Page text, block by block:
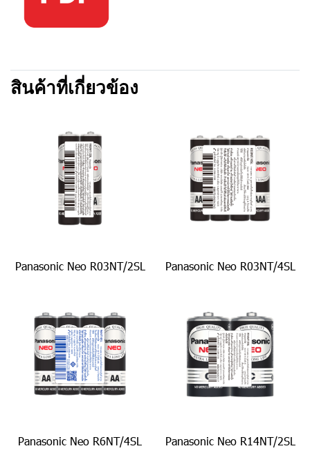
สินค้าที่เกี่ยวข้อง
Panasonic Neo R03NT/2SL Panasonic Neo R03NT/4SL
Panasonic Neo R6NT/4SL Panasonic Neo R14NT/2SL